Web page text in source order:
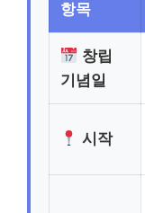
항목
창립
기념일
시작